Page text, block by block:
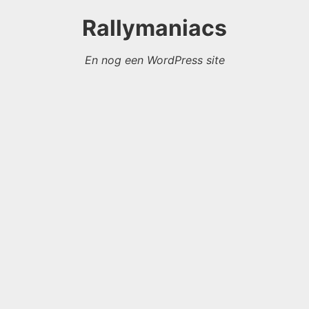
Rallymaniacs
En nog een WordPress site